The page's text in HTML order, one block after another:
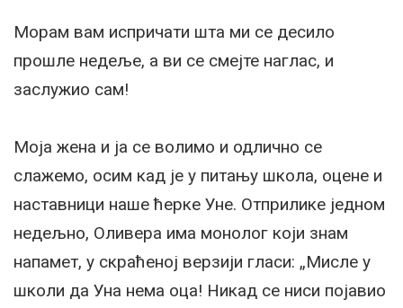
Морам вам испричати шта ми се десило
прошле недеље, а ви се смејте наглас, и
заслужио сам!
Моја жена и ја се волимо и одлично се
слажемо, осим кад је у питању школа, оцене и
наставници наше ћерке Уне. Отприлике једном
недељно, Оливера има монолог који знам
напамет, у скраћеној верзији гласи: „Мисле у
школи да Уна нема оца! Никад се ниси појавио